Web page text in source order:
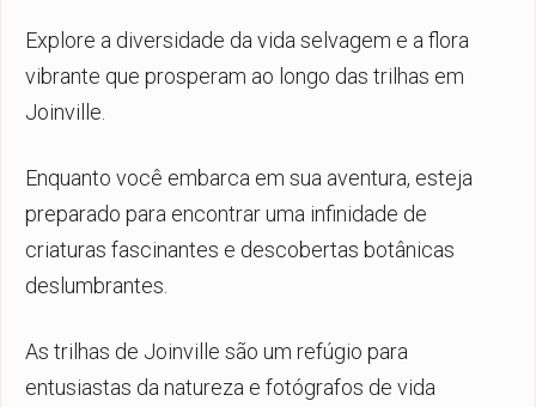
Explore a diversidade da vida selvagem e a flora
vibrante que prosperam ao longo das trilhas em
Joinville.
Enquanto você embarca em sua aventura, esteja
preparado para encontrar uma infinidade de
criaturas fascinantes e descobertas botânicas
deslumbrantes.
As trilhas de Joinville são um refúgio para
entusiastas da natureza e fotógrafos de vida